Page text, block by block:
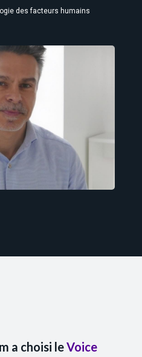
des facteurs humains
a choisi leVoice